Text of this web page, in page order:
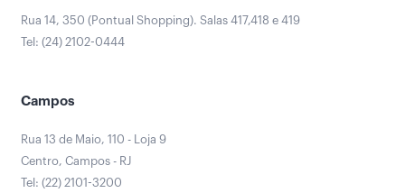
Rua 14, 350 (Pontual Shopping). Salas 417,418 e 419
Tel: (24) 2102-0444
Campos
Rua 13 de Maio, 110 - Loja 9
Centro, Campos - RJ
Tel: (22) 2101-3200